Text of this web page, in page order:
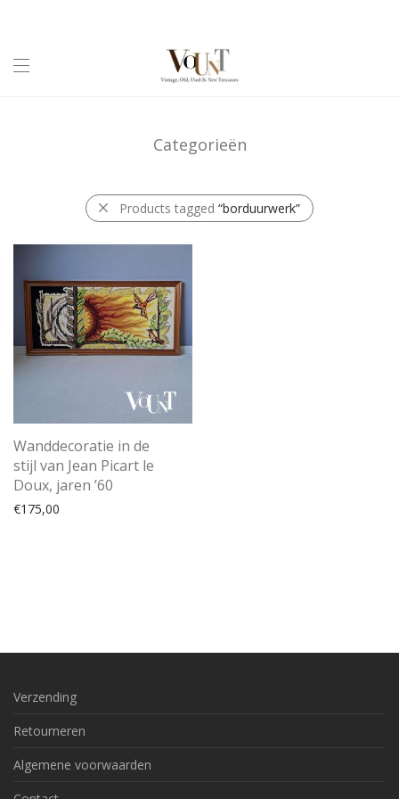
Categorieën
Products tagged “borduurwerk”
Wanddecoratie in de
stijl van Jean Picart le
Doux, jaren ’60
€175,00
Verzending
Retourneren
Algemene voorwaarden